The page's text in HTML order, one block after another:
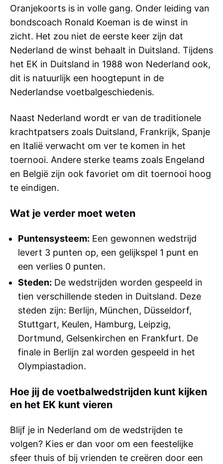
Oranjekoorts is in volle gang. Onder leiding van
bondscoach Ronald Koeman is de winst in
zicht. Het zou niet de eerste keer zijn dat
Nederland de winst behaalt in Duitsland. Tijdens
het EK in Duitsland in 1988 won Nederland ook,
dit is natuurlijk een hoogtepunt in de
Nederlandse voetbalgeschiedenis.
Naast Nederland wordt er van de traditionele
krachtpatsers zoals Duitsland, Frankrijk, Spanje
en Italië verwacht om ver te komen in het
toernooi. Andere sterke teams zoals Engeland
en België zijn ook favoriet om dit toernooi hoog
te eindigen.
Wat je verder moet weten
Puntensysteem: Een gewonnen wedstrijd
levert 3 punten op, een gelijkspel 1 punt en
een verlies 0 punten.
Steden: De wedstrijden worden gespeeld in
tien verschillende steden in Duitsland. Deze
steden zijn: Berlijn, München, Düsseldorf,
Stuttgart, Keulen, Hamburg, Leipzig,
Dortmund, Gelsenkirchen en Frankfurt. De
finale in Berlijn zal worden gespeeld in het
Olympiastadion.
Hoe jij de voetbalwedstrijden kunt kijken
en het EK kunt vieren
Blijf je in Nederland om de wedstrijden te
volgen? Kies er dan voor om een feestelijke
sfeer thuis of bij vrienden te creëren door een